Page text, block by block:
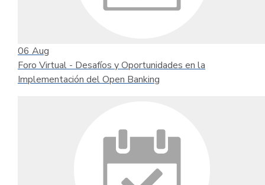
06 Aug
Foro Virtual - Desafíos y Oportunidades en la
Implementación del Open Banking